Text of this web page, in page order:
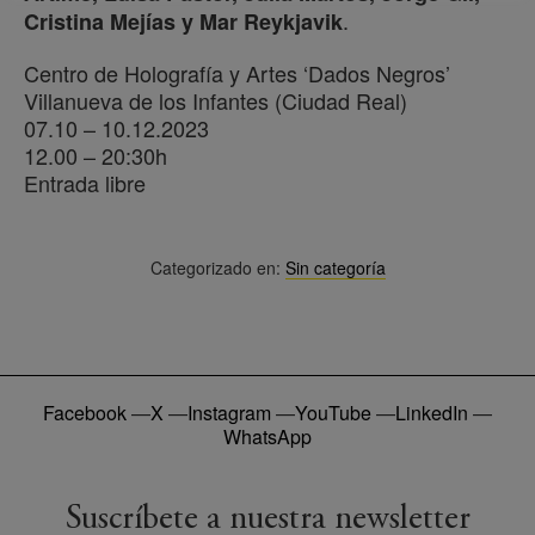
Cristina Mejías y Mar Reykjavik.
Centro de Holografía y Artes ‘Dados Negros’
Villanueva de los Infantes (Ciudad Real)
07.10 – 10.12.2023
​12.00 – 20:30h
Entrada libre
Categorizado en: Sin categoría
Facebook—X —Instagram —YouTube —LinkedIn —
WhatsApp
Suscríbete a nuestra newsletter